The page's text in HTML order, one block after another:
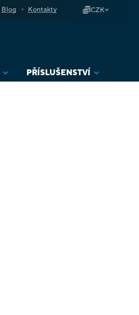
Blog Kontakty CZK
PŘÍSLUŠENSTVÍ